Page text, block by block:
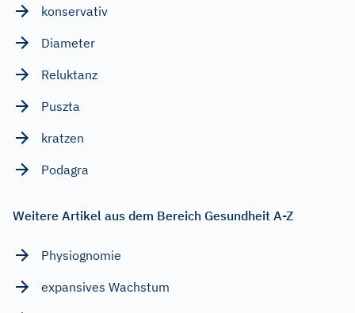
konservativ
Diameter
Reluktanz
Puszta
kratzen
Podagra
Weitere Artikel aus dem Bereich Gesundheit A-Z
Physiognomie
expansives Wachstum